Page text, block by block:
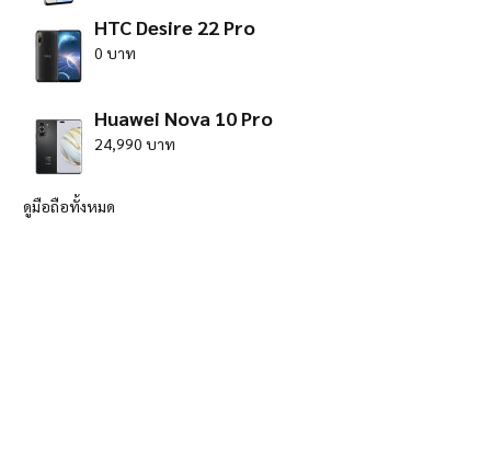
HTC Desire 22 Pro
0 บาท
Huawei Nova 10 Pro
24,990 บาท
ดูมือถือทั้งหมด